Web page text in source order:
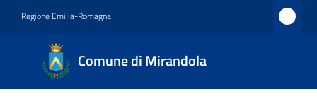
Regione Emilia-Romagna
Comune di Mirandola
Comune
di
Mirandola